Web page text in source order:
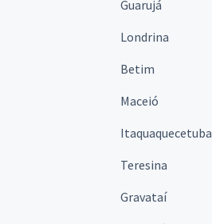
Guarujá
Londrina
Betim
Maceió
Itaquaquecetuba
Teresina
Gravataí